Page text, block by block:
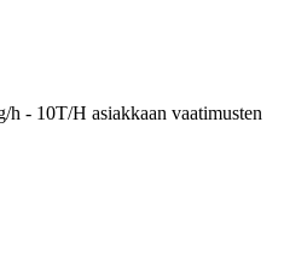
h - 10T/H asiakkaan vaatimusten